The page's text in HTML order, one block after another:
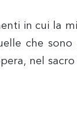
in cui la
che sono
nel sacro